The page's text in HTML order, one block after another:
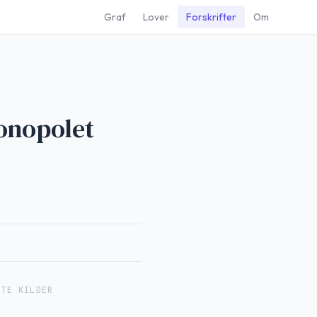
Graf Lover Forskrifter Om
KILDER